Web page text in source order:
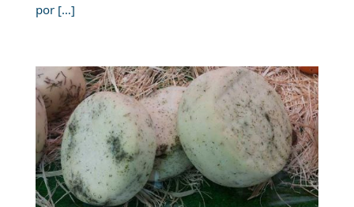
por […]